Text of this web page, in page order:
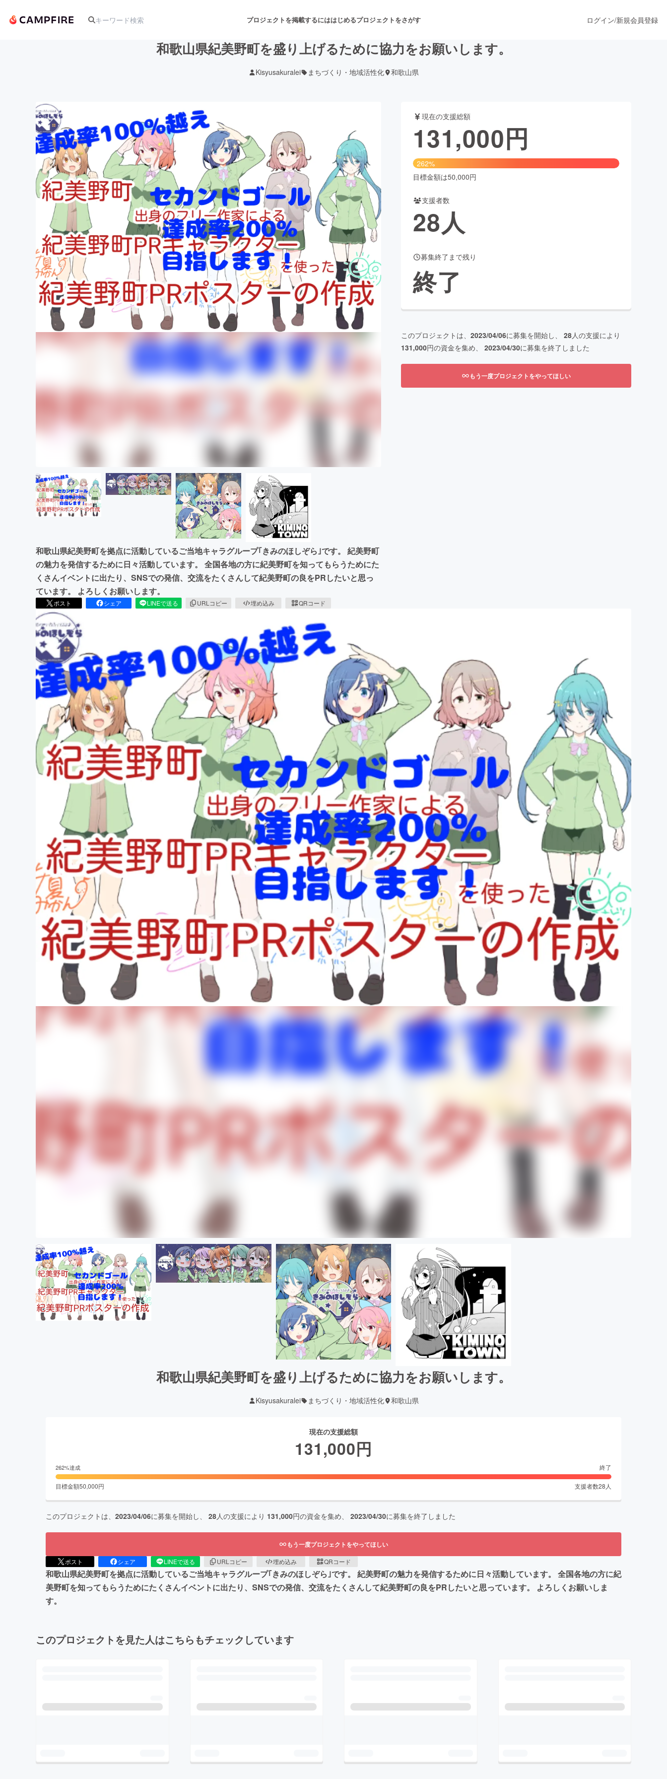
プロジェクトを掲載するにははじめるプロジェクトをさがす
アート・写真 舞台・パフォーマンス
テクノロジー・ガジェット ゲーム・サービス開発 フード・飲食店 ファッション
映像・映画 書籍・雑誌出版 アニメ・漫画
ビジネス・起業 チャレンジ ビューティー・ヘルスケア
まちづくり・地域活性化
CAMPFIRE for Social GoodCAMPFIRE Creation
CAMPFIREふるさと納税 machi-yaコミュニティ
ログイン/新規会員登録
和歌山県紀美野町を盛り上げるために協力をお願いします。
Kisyusakuralei まちづくり・地域活性化 和歌山県
和歌山県紀美野町を拠点に活動しているご当地キャラグループ｢きみのほしぞら｣です。 紀美野町
の魅力を発信するために日々活動しています。 全国各地の方に紀美野町を知ってもらうためにた
くさんイベントに出たり、SNSでの発信、交流をたくさんして紀美野町の良をPRしたいと思っ
ています。 よろしくお願いします。
ポスト シェア LINEで送る URLコピー 埋め込み QRコード
現在の支援総額
131,000円
262%
目標金額は50,000円
支援者数
28人
募集終了まで残り
終了
このプロジェクトは、 2023/04/06に募集を開始し、 28人の支援により
131,000円の資金を集め、 2023/04/30に募集を終了しました
もう一度プロジェクトをやってほしい
和歌山県紀美野町を盛り上げるために協力をお願いします。
Kisyusakuralei まちづくり・地域活性化 和歌山県
現在の支援総額
131,000円
262%達成 終了
目標金額50,000円 支援者数28 人
このプロジェクトは、 2023/04/06に募集を開始し、 28人の支援により 131,000円の資金を集め、 2023/04/30に募集を終了しました
もう一度プロジェクトをやってほしい
ポスト シェア LINEで送る URLコピー 埋め込み QRコード
和歌山県紀美野町を拠点に活動しているご当地キャラグループ｢きみのほしぞら｣です。 紀美野町の魅力を発信するために日々活動しています。 全国各地の方に紀
美野町を知ってもらうためにたくさんイベントに出たり、SNSでの発信、交流をたくさんして紀美野町の良をPRしたいと思っています。 よろしくお願いしま
す。
このプロジェクトを見た人はこちらもチェックしています